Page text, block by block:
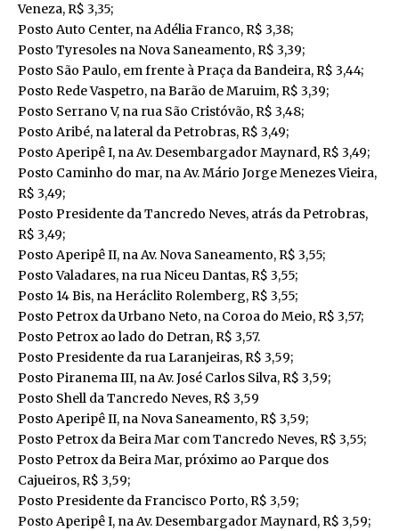
Veneza, R$ 3,35;
Posto Auto Center, na Adélia Franco, R$ 3,38;
Posto Tyresoles na Nova Saneamento, R$ 3,39;
Posto São Paulo, em frente à Praça da Bandeira, R$ 3,44;
Posto Rede Vaspetro, na Barão de Maruim, R$ 3,39;
Posto Serrano V, na rua São Cristóvão, R$ 3,48;
Posto Aribé, na lateral da Petrobras, R$ 3,49;
Posto Aperipê I, na Av. Desembargador Maynard, R$ 3,49;
Posto Caminho do mar, na Av. Mário Jorge Menezes Vieira,
R$ 3,49;
Posto Presidente da Tancredo Neves, atrás da Petrobras,
R$ 3,49;
Posto Aperipê II, na Av. Nova Saneamento, R$ 3,55;
Posto Valadares, na rua Niceu Dantas, R$ 3,55;
Posto 14 Bis, na Heráclito Rolemberg, R$ 3,55;
Posto Petrox da Urbano Neto, na Coroa do Meio, R$ 3,57;
Posto Petrox ao lado do Detran, R$ 3,57.
Posto Presidente da rua Laranjeiras, R$ 3,59;
Posto Piranema III, na Av. José Carlos Silva, R$ 3,59;
Posto Shell da Tancredo Neves, R$ 3,59
Posto Aperipê II, na Nova Saneamento, R$ 3,59;
Posto Petrox da Beira Mar com Tancredo Neves, R$ 3,55;
Posto Petrox da Beira Mar, próximo ao Parque dos
Cajueiros, R$ 3,59;
Posto Presidente da Francisco Porto, R$ 3,59;
Posto Aperipê I, na Av. Desembargador Maynard, R$ 3,59;